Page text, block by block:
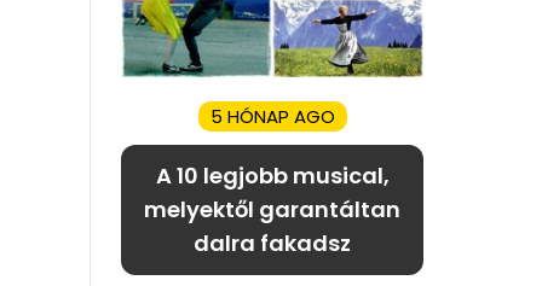
5 HÓNAP AGO
A 10 legjobb musical,
melyektől garantáltan
dalra fakadsz